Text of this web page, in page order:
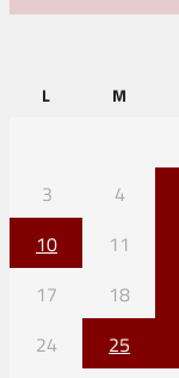
L M
3
4
10
11
17
18
24
25